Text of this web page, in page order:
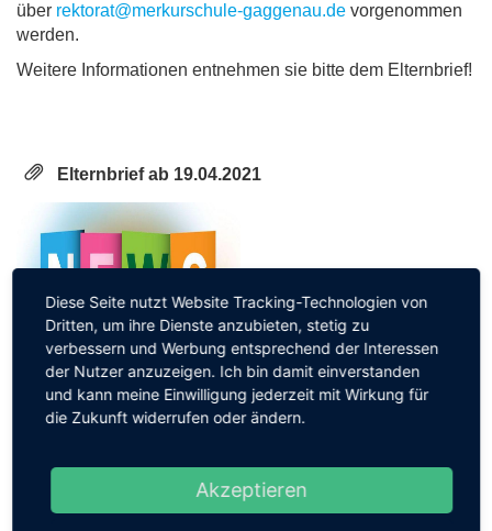
über rektorat@merkurschule-gaggenau.de vorgenommen
werden.
Weitere Informationen entnehmen sie bitte dem Elternbrief!
Elternbrief ab 19.04.2021
Zurück zur Übersicht
Aktuelles
Diese Seite nutzt Website Tracking-Technologien von
Dritten, um ihre Dienste anzubieten, stetig zu
verbessern und Werbung entsprechend der Interessen
der Nutzer anzuzeigen. Ich bin damit einverstanden
und kann meine Einwilligung jederzeit mit Wirkung für
die Zukunft widerrufen oder ändern.
Akzeptieren